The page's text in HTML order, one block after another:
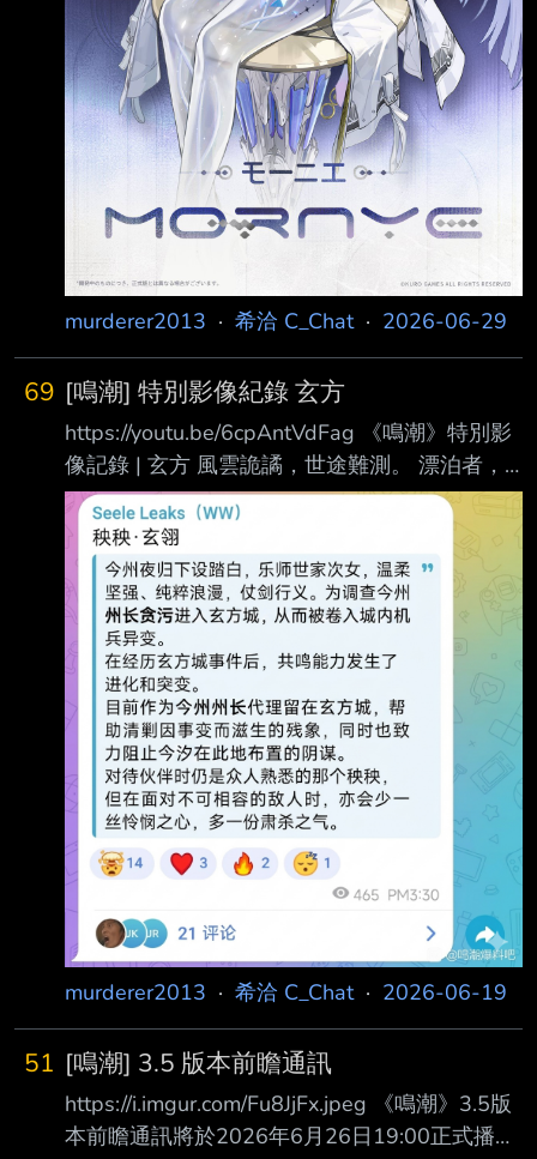
murderer2013 · 希洽 C_Chat· 2026-06-29
69 [鳴潮] 特別影像紀錄 玄方
https://youtu.be/6cpAntVdFag 《鳴潮》特別影
像記錄 | 玄方 風雲詭譎，世途難測。 漂泊者，
當啟行赴玄方。 來了來了 玄方世界前導Pv --
murderer2013 · 希洽 C_Chat· 2026-06-19
51 [鳴潮] 3.5 版本前瞻通訊
https://i.imgur.com/Fu8JjFx.jpeg 《鳴潮》3.5版
本前瞻通訊將於2026年6月26日19:00正式播